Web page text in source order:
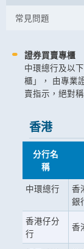
常見問題
證券買賣專櫃
中環總行及以
櫃」， 由專業
賣指示，絕對
香港
分行名
稱
中環總行
香
銀
香港仔分
行
香